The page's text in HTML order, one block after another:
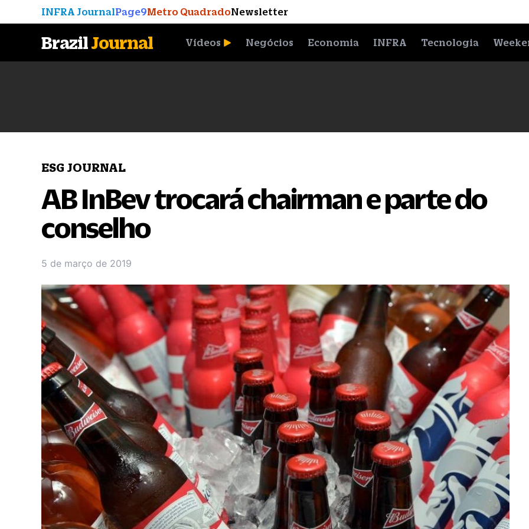
INFRA JournalPage9Metro QuadradoNewsletter
BrazilJournal Vídeos Negócios Economia INFRA Tecnologia
ESG JOURNAL
AB InBev trocará chairman e parte do
conselho
5 de março de 2019